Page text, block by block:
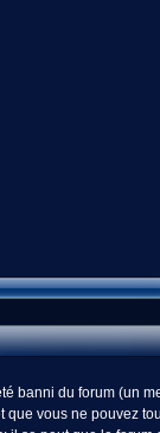
du forum (un
vous ne pouvez